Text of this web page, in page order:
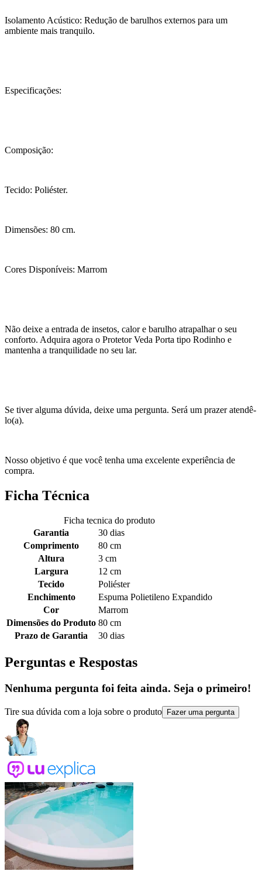
Isolamento Acústico: Redução de barulhos externos para um
ambiente mais tranquilo.
Especificações:
Composição:
Tecido: Poliéster.
Dimensões: 80 cm.
Cores Disponíveis: Marrom
Não deixe a entrada de insetos, calor e barulho atrapalhar o seu
conforto. Adquira agora o Protetor Veda Porta tipo Rodinho e
mantenha a tranquilidade no seu lar.
Se tiver alguma dúvida, deixe uma pergunta. Será um prazer atendê-
lo(a).
Nosso objetivo é que você tenha uma excelente experiência de
compra.
Ficha Técnica
Ficha tecnica do produto
Garantia
30 dias
Comprimento
80 cm
Altura
3 cm
Largura
12 cm
Tecido
Poliéster
Enchimento
Espuma Polietileno Expandido
Cor
Marrom
Dimensões do Produto 80 cm
Prazo de Garantia
30 dias
Perguntas e Respostas
Nenhuma pergunta foi feita ainda. Seja o primeiro!
Tire sua dúvida com a loja sobre o produto Fazer uma pergunta